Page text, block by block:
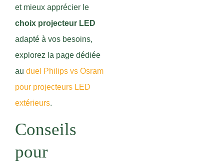
et mieux apprécier le
choix projecteur LED
adapté à vos besoins,
explorez la page dédiée
au duel Philips vs Osram
pour projecteurs LED
extérieurs.
Conseils
pour